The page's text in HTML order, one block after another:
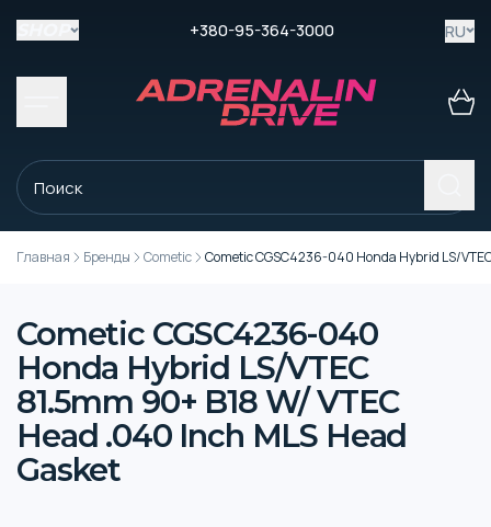
+380-95-364-3000 RU
Главная Бренды Cometic Cometic CGSC4236-040 Honda Hybrid LS/
Cometic CGSC4236-040
Honda Hybrid LS/VTEC
81.5mm 90+ B18 W/ VTEC
Head .040 Inch MLS Head
Gasket